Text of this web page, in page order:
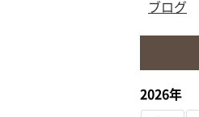
ブログ
2026年